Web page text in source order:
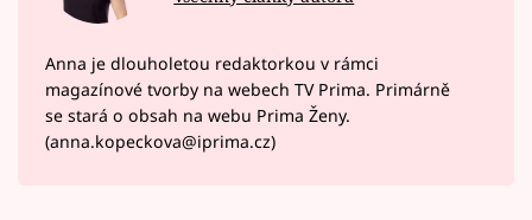
Anna je dlouholetou redaktorkou v rámci
magazínové tvorby na webech TV Prima. Primárně
se stará o obsah na webu Prima Ženy.
(anna.kopeckova@iprima.cz)